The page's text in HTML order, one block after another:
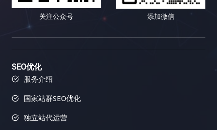
关注公众号 添加微信
SEO优化
服务介绍
国家站群SEO优化
独立站代运营